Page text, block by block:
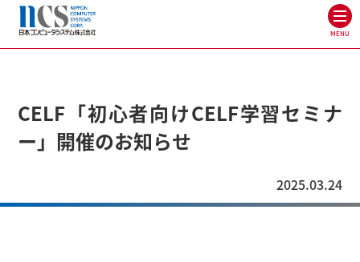
MENU
CELF「初心者向けCELF学習セミナ
ー」開催のお知らせ
2025.03.24